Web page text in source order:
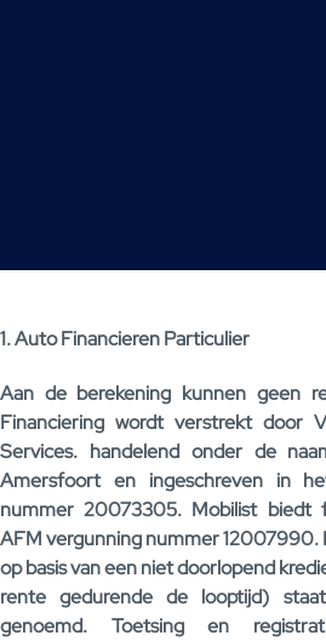
1. Auto Financieren Particulier
Aan de berekening kunnen geen
Financiering wordt verstrekt door
Services. handelend onder de
Amersfoort en ingeschreven in
nummer 20073305. Mobilist biedt
AFM vergunning nummer 12007990.
op basis van een niet doorlopend
rente gedurende de looptijd)
genoemd. Toetsing en